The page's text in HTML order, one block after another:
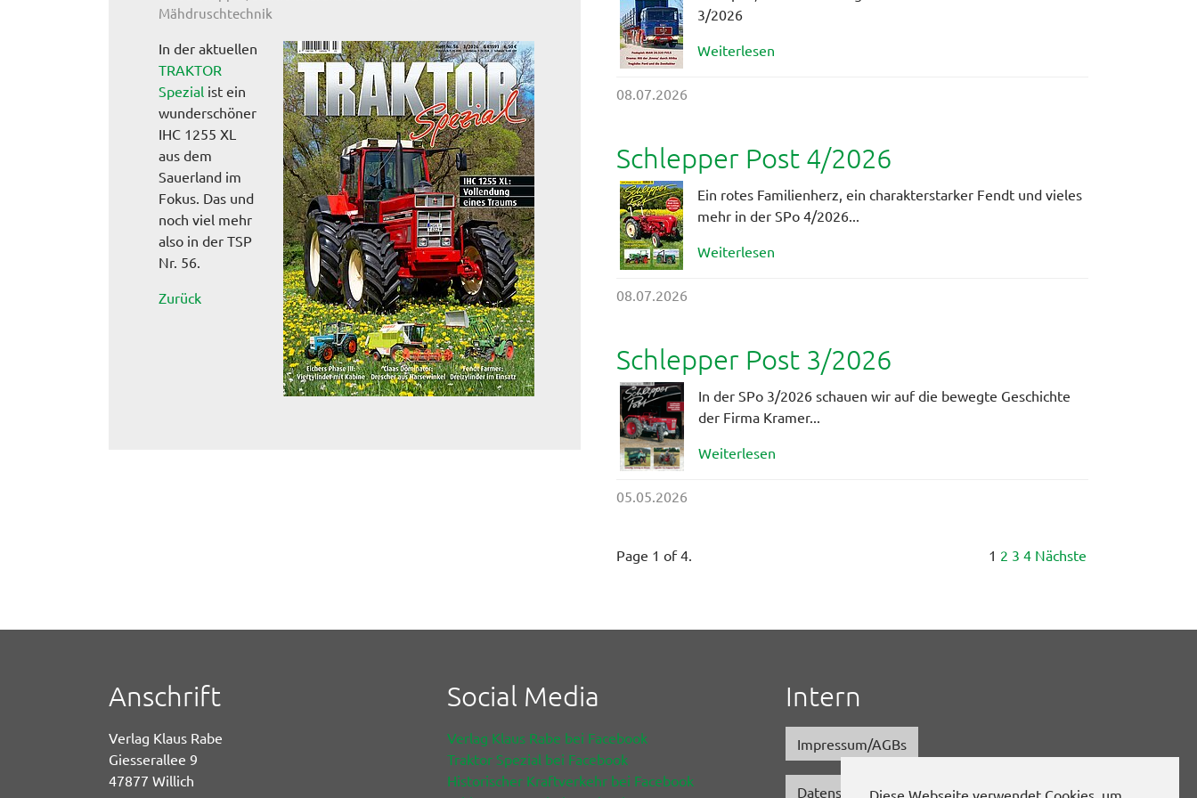
Diese Webseite verwendet Cookies, um
Mähdruschtechnik
In der aktuellen
TRAKTOR
Spezial ist ein
wunderschöner
IHC 1255 XL
aus dem
Sauerland im
Fokus. Das und
noch viel mehr
also in der TSP
Nr. 56.
Zurück
3/2026
Weiterlesen
08.07.2026
Schlepper Post 4/2026
Ein rotes Familienherz, ein charakterstarker Fendt und vieles
mehr in der SPo 4/2026...
Weiterlesen
08.07.2026
Schlepper Post 3/2026
In der SPo 3/2026 schauen wir auf die bewegte Geschichte
der Firma Kramer...
Weiterlesen
05.05.2026
Page 1 of 4. 1 2 3 4 Nächste
Anschrift
Verlag Klaus Rabe
Giesserallee 9
47877 Willich
Social Media
Verlag Klaus Rabe bei Facebook
Traktor Spezial bei Facebook
Historischer Kraftverkehr bei Facebook
Intern
Impressum/AGBs
Datenschutz